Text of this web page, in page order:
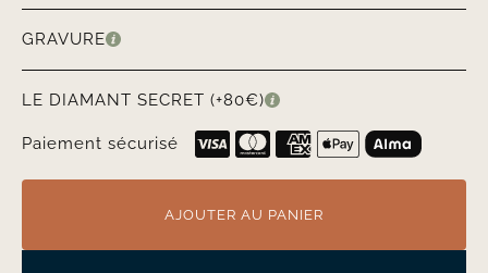
GRAVURE
LE DIAMANT SECRET (+80€)
Paiement sécurisé
AJOUTER AU PANIER